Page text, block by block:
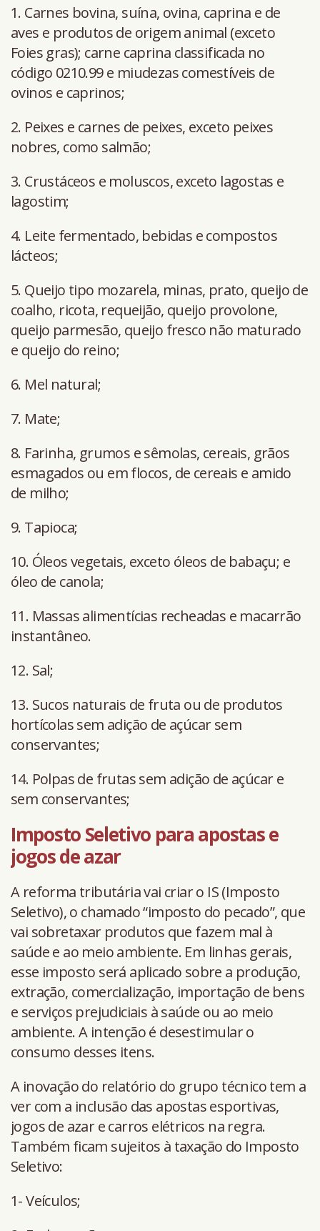
1. Carnes bovina, suína, ovina, caprina e de
aves e produtos de origem animal (exceto
Foies gras); carne caprina classificada no
código 0210.99 e miudezas comestíveis de
ovinos e caprinos;
2. Peixes e carnes de peixes, exceto peixes
nobres, como salmão;
3. Crustáceos e moluscos, exceto lagostas e
lagostim;
4. Leite fermentado, bebidas e compostos
lácteos;
5. Queijo tipo mozarela, minas, prato, queijo de
coalho, ricota, requeijão, queijo provolone,
queijo parmesão, queijo fresco não maturado
e queijo do reino;
6. Mel natural;
7. Mate;
8. Farinha, grumos e sêmolas, cereais, grãos
esmagados ou em flocos, de cereais e amido
de milho;
9. Tapioca;
10. Óleos vegetais, exceto óleos de babaçu; e
óleo de canola;
11. Massas alimentícias recheadas e macarrão
instantâneo.
12. Sal;
13. Sucos naturais de fruta ou de produtos
hortícolas sem adição de açúcar sem
conservantes;
14. Polpas de frutas sem adição de açúcar e
sem conservantes;
Imposto Seletivo para apostas e
jogos de azar
A reforma tributária vai criar o IS (Imposto
Seletivo), o chamado “imposto do pecado”, que
vai sobretaxar produtos que fazem mal à
saúde e ao meio ambiente. Em linhas gerais,
esse imposto será aplicado sobre a produção,
extração, comercialização, importação de bens
e serviços prejudiciais à saúde ou ao meio
ambiente. A intenção é desestimular o
consumo desses itens.
A inovação do relatório do grupo técnico tem a
ver com a inclusão das apostas esportivas,
jogos de azar e carros elétricos na regra.
Também ficam sujeitos à taxação do Imposto
Seletivo:
1- Veículos;